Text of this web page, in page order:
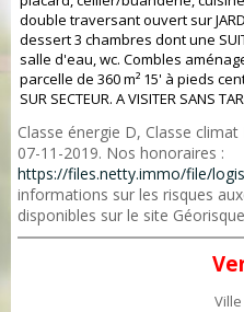
double traversant ouvert sur
dessert 3 chambres dont une
salle d'eau, wc. Combles
parcelle de 360 m² 15' à pieds
SUR SECTEUR. A VISITER SANS
Classe énergie D, Classe
07-11-2019. Nos honoraires :
https://files.netty.immo/file/
informations sur les risques
disponibles sur le site
Ville